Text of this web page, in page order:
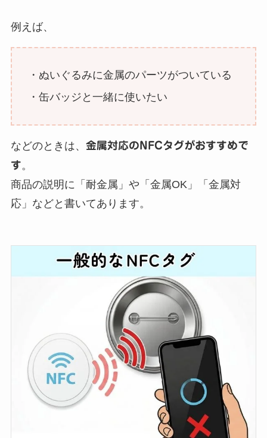
例えば、
・ぬいぐるみに金属のパーツがついている
・缶バッジと一緒に使いたい
などのときは、 金属対応のNFCタグがおすすめで
す。
商品の説明に「耐金属」や「金属OK」「金属対
応」などと書いてあります。